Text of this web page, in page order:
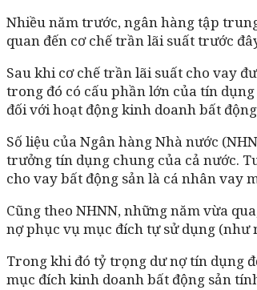
Nhiều năm trước, ngân hàng tập
quan đến cơ chế trần lãi suất trước
Sau khi cơ chế trần lãi suất cho vay
trong đó có cấu phần lớn của tín
đối với hoạt động kinh doanh bất
Số liệu của Ngân hàng Nhà nước
trưởng tín dụng chung của cả nước.
cho vay bất động sản là cá nhân vay
Cũng theo NHNN, những năm vừa
nợ phục vụ mục đích tự sử dụng (như
Trong khi đó tỷ trọng dư nợ tín dụng
mục đích kinh doanh bất động sản